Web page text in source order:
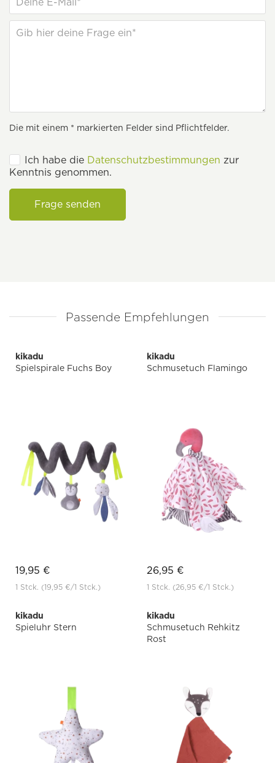
Die mit einem * markierten Felder sind Pflichtfelder.
Ich habe die Datenschutzbestimmungen zur
Kenntnis genommen.
Frage senden
Passende Empfehlungen
kikadu
Spielspirale Fuchs Boy
19,95 €
1 Stck. (19,95 €/1 Stck.)
kikadu
Schmusetuch Flamingo
26,95 €
1 Stck. (26,95 €/1 Stck.)
kikadu
Spieluhr Stern
kikadu
Schmusetuch Rehkitz
Rost